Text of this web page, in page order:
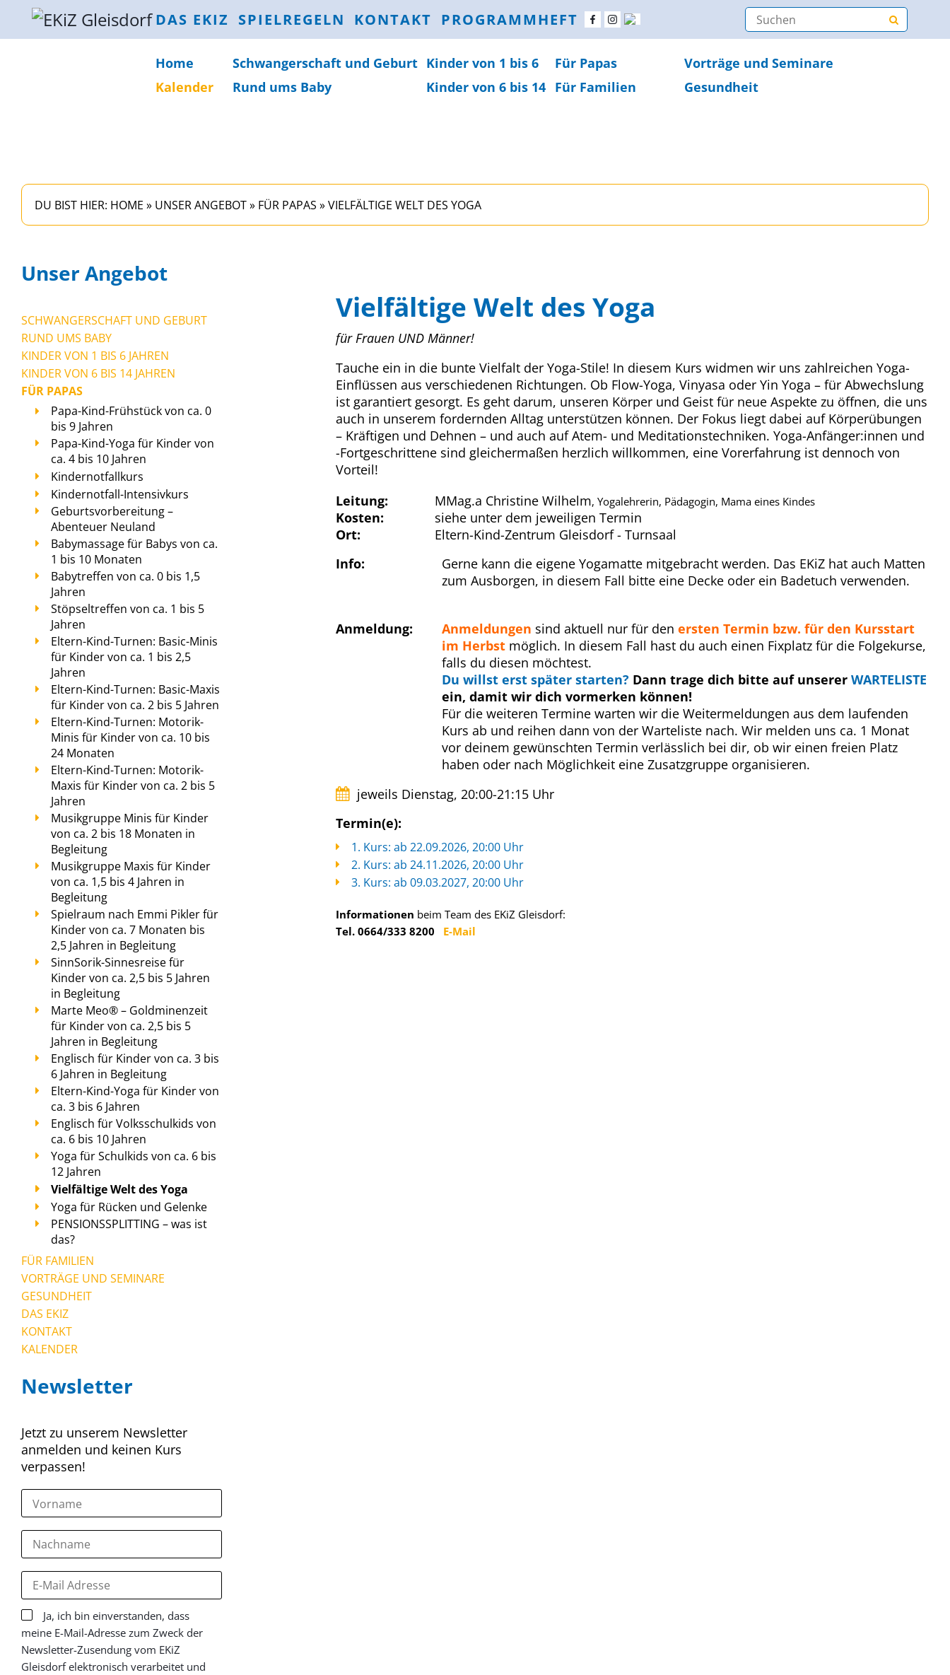
DAS EKIZ SPIELREGELN KONTAKT PROGRAMMHEFT
Home Schwanger­schaft und Geburt Kinder von 1 bis 6 Für Papas
Vorträge und Seminare
Kalender
Rund ums Baby Kinder von 6 bis 14 Für Familien Gesundheit
DU BIST HIER: HOME » UNSER ANGEBOT» FÜR PAPAS »VIELFÄLTIGE WELT DES YOGA
Unser Angebot
SCHWANGERSCHAFT UND GEBURT
RUND UMS BABY
KINDER VON 1 BIS 6 JAHREN
KINDER VON 6 BIS 14 JAHREN
FÜR PAPAS
Papa-Kind-Frühstück von ca. 0
bis 9 Jahren
Papa-Kind-Yoga für Kinder von
ca. 4 bis 10 Jahren
Kindernotfallkurs
Kindernotfall-Intensivkurs
Geburtsvorbereitung –
Abenteuer Neuland
Babymassage für Babys von ca.
1 bis 10 Monaten
Babytreffen von ca. 0 bis 1,5
Jahren
Stöpseltreffen von ca. 1 bis 5
Jahren
Eltern-Kind-Turnen: Basic-Minis
für Kinder von ca. 1 bis 2,5
Jahren
Eltern-Kind-Turnen: Basic-Maxis
für Kinder von ca. 2 bis 5 Jahren
Eltern-Kind-Turnen: Motorik-
Minis für Kinder von ca. 10 bis
24 Monaten
Eltern-Kind-Turnen: Motorik-
Maxis für Kinder von ca. 2 bis 5
Jahren
Musikgruppe Minis für Kinder
von ca. 2 bis 18 Monaten in
Begleitung
Musikgruppe Maxis für Kinder
von ca. 1,5 bis 4 Jahren in
Begleitung
Spielraum nach Emmi Pikler für
Kinder von ca. 7 Monaten bis
2,5 Jahren in Begleitung
SinnSorik-Sinnesreise für
Kinder von ca. 2,5 bis 5 Jahren
in Begleitung
Marte Meo® – Goldminenzeit
für Kinder von ca. 2,5 bis 5
Jahren in Begleitung
Englisch für Kinder von ca. 3 bis
6 Jahren in Begleitung
Eltern-Kind-Yoga für Kinder von
ca. 3 bis 6 Jahren
Englisch für Volksschulkids von
ca. 6 bis 10 Jahren
Yoga für Schulkids von ca. 6 bis
12 Jahren
Vielfältige Welt des Yoga
Yoga für Rücken und Gelenke
PENSIONSSPLITTING – was ist
das?
FÜR FAMILIEN
VORTRÄGE UND SEMINARE
GESUNDHEIT
DAS EKIZ
KONTAKT
KALENDER
Newsletter
Jetzt zu unserem Newsletter
anmelden und keinen Kurs
verpassen!
Ja, ich bin einverstanden, dass
meine E-Mail-Adresse zum Zweck der
Newsletter-Zusendung vom EKiZ
Gleisdorf elektronisch verarbeitet und
Vielfältige Welt des Yoga
für Frauen UND Männer!
Tauche ein in die bunte Vielfalt der Yoga-Stile! In diesem Kurs widmen wir uns zahlreichen Yoga-
Einflüssen aus verschiedenen Richtungen. Ob Flow-Yoga, Vinyasa oder Yin Yoga – für Abwechslung
ist garantiert gesorgt. Es geht darum, unseren Körper und Geist für neue Aspekte zu öffnen, die uns
auch in unserem fordernden Alltag unterstützen können. Der Fokus liegt dabei auf Körperübungen
– Kräftigen und Dehnen – und auch auf Atem- und Meditationstechniken. Yoga-Anfänger:innen und
-Fortgeschrittene sind gleichermaßen herzlich willkommen, eine Vorerfahrung ist dennoch von
Vorteil!
Leitung:
MMag.a Christine Wilhelm, Yogalehrerin, Pädagogin, Mama eines Kindes
Kosten:
siehe unter dem jeweiligen Termin
Ort:
Eltern-Kind-Zentrum Gleisdorf - Turnsaal
Info:
Gerne kann die eigene Yogamatte mitgebracht werden. Das EKiZ hat auch Matten
zum Ausborgen, in diesem Fall bitte eine Decke oder ein Badetuch verwenden.
Anmeldung: Anmeldungen sind aktuell nur für den ersten Termin bzw. für den Kursstart
im Herbstmöglich. In diesem Fall hast du auch einen Fixplatz für die Folgekurse,
falls du diesen möchtest.
Du willst erst später starten? Dann trage dich bitte auf unserer WARTELISTE
ein, damit wir dich vormerken können!
Für die weiteren Termine warten wir die Weitermeldungen aus dem laufenden
Kurs ab und reihen dann von der Warteliste nach. Wir melden uns ca. 1 Monat
vor deinem gewünschten Termin verlässlich bei dir, ob wir einen freien Platz
haben oder nach Möglichkeit eine Zusatzgruppe organisieren.
jeweils Dienstag, 20:00-21:15 Uhr
Termin(e):
1. Kurs: ab 22.09.2026, 20:00 Uhr
2. Kurs: ab 24.11.2026, 20:00 Uhr
3. Kurs: ab 09.03.2027, 20:00 Uhr
Informationen beim Team des EKiZ Gleisdorf:
Tel. 0664/333 8200 E-Mail